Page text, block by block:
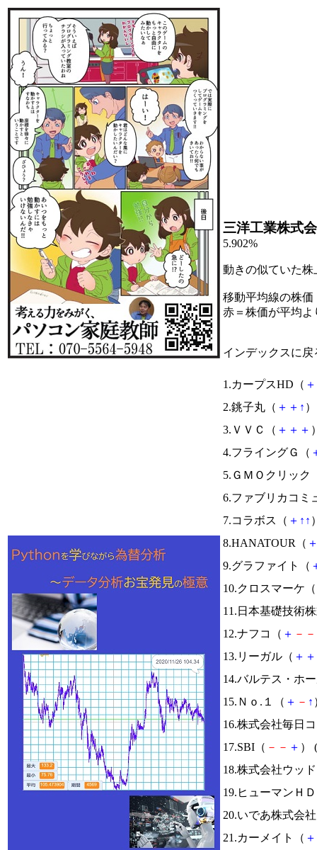
三洋工業株式
5.902%
動きの似ていた
移動平均線の株価
赤＝株価が平均
インデックスに戻
1.カープスHD（ ＋
2.銚子丸（ ＋ ＋ ↑
3.ＶＶＣ（ ＋ ＋ ＋
4.フライングＧ（
5.ＧＭＯクリック
6.ファブリカコミ
7.コラボス（ ＋ ↑ ↑
8.HANATOUR（
9.グラファイト（
10.クロスマーケ（
11.日本基礎技術
12.ナフコ（ ＋ － －
13.リーガル（ ＋ ＋
14.バルテス・ホ
15.Ｎｏ.１（ ＋ － ↑
16.株式会社毎日
17.SBI（ － － ＋ ） (
18.株式会社ウッ
19.ヒューマンＨ
20.いであ株式会
21.カーメイト（ ＋